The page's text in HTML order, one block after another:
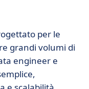
per le
grandi volumi di
engineer e